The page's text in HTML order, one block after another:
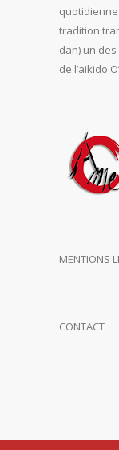
quotidienne
tradition
dan) un
de l’aikido
MENTIONS
CONTACT